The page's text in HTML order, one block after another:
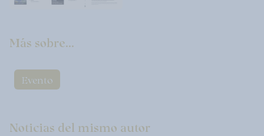
Más sobre...
Evento
Noticias del mismo autor